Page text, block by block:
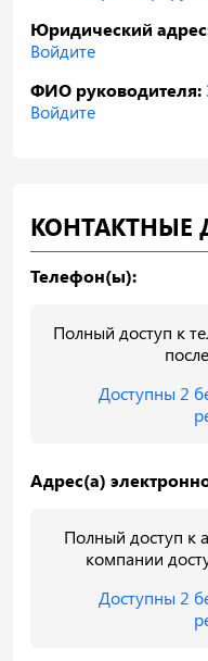
Юридический
Войдите
ФИО руководителя:
Войдите
КОНТАКТНЫЕ
Телефон(ы):
Полный доступ к
после
Доступны 2
Адрес(а)
Полный доступ к
компании
Доступны 2